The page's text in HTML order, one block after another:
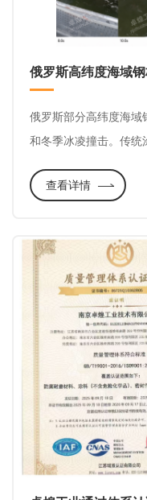
俄罗斯部分高纬度海域
和冬季冰凌撞击。传统
带包覆 + HDPE护甲组
破损，钢桩保护完整，
查看详情